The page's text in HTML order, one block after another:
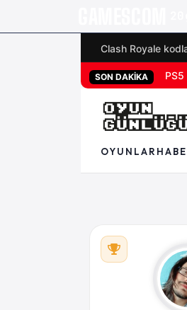
Clash Royale
SON DAKİKA PS5
OYUNLAR